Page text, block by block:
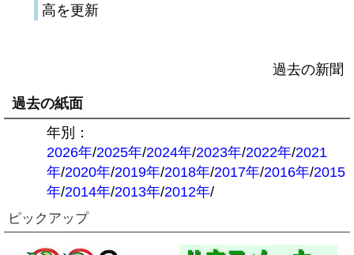
高を更新
過去の新聞
過去の紙面
年別：
2026年/2025年/2024年/2023年/2022年/2021
年/2020年/2019年/2018年/2017年/2016年/2015
年/2014年/2013年/2012年/
ピックアップ